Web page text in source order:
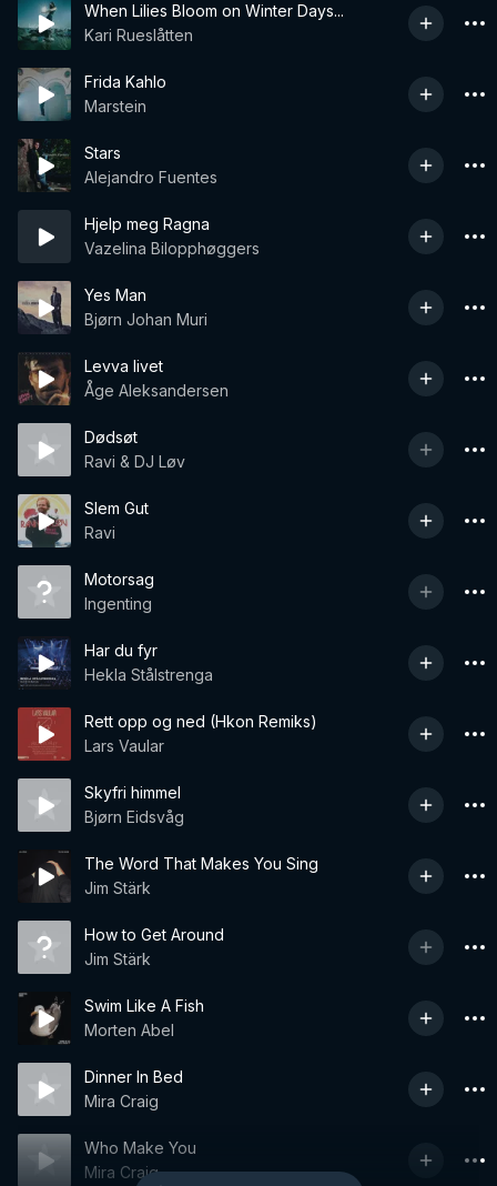
When Lilies Bloom on Winter Days...
Kari Rueslåtten
Frida Kahlo
Marstein
Stars
Alejandro Fuentes
Hjelp meg Ragna
Vazelina Bilopphøggers
Yes Man
Bjørn Johan Muri
Levva livet
Åge Aleksandersen
Dødsøt
Ravi & DJ Løv
Slem Gut
Ravi
Motorsag
Ingenting
Har du fyr
Hekla Stålstrenga
Rett opp og ned (Hkon Remiks)
Lars Vaular
Skyfri himmel
Bjørn Eidsvåg
The Word That Makes You Sing
Jim Stärk
How to Get Around
Jim Stärk
Swim Like A Fish
Morten Abel
Dinner In Bed
Mira Craig
Who Make You
Mira Craig